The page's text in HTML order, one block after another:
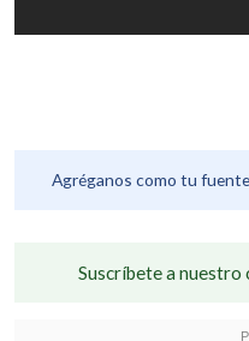
Agréganos como tu
Suscríbete a nuestro